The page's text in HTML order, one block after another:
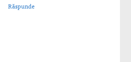
Răspunde